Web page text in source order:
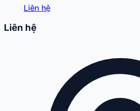
Liên hệ
Liên hệ